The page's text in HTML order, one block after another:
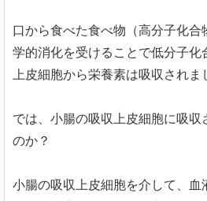
口から食べた食べ物（高分子化
学的消化を受けることで低分子化
上皮細胞から栄養素は吸収されま
では、小腸の吸収上皮細胞に吸収
のか？
小腸の吸収上皮細胞を介して、血